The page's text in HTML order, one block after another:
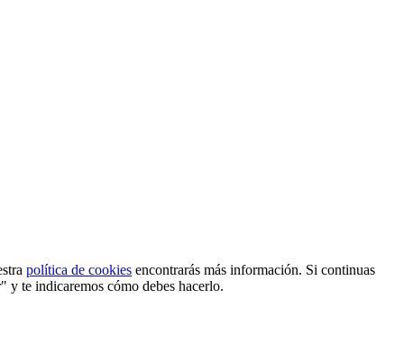
política de cookies encontrarás más información. Si continuas
y te indicaremos cómo debes hacerlo.